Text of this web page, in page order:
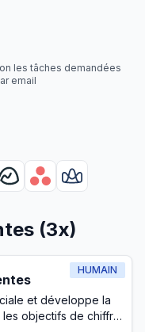
les tâches demandées
email
(3x)
HUMAIN
et développe la
objectifs de chiffre